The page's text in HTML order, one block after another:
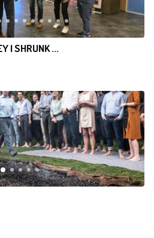
I SHRUNK ...